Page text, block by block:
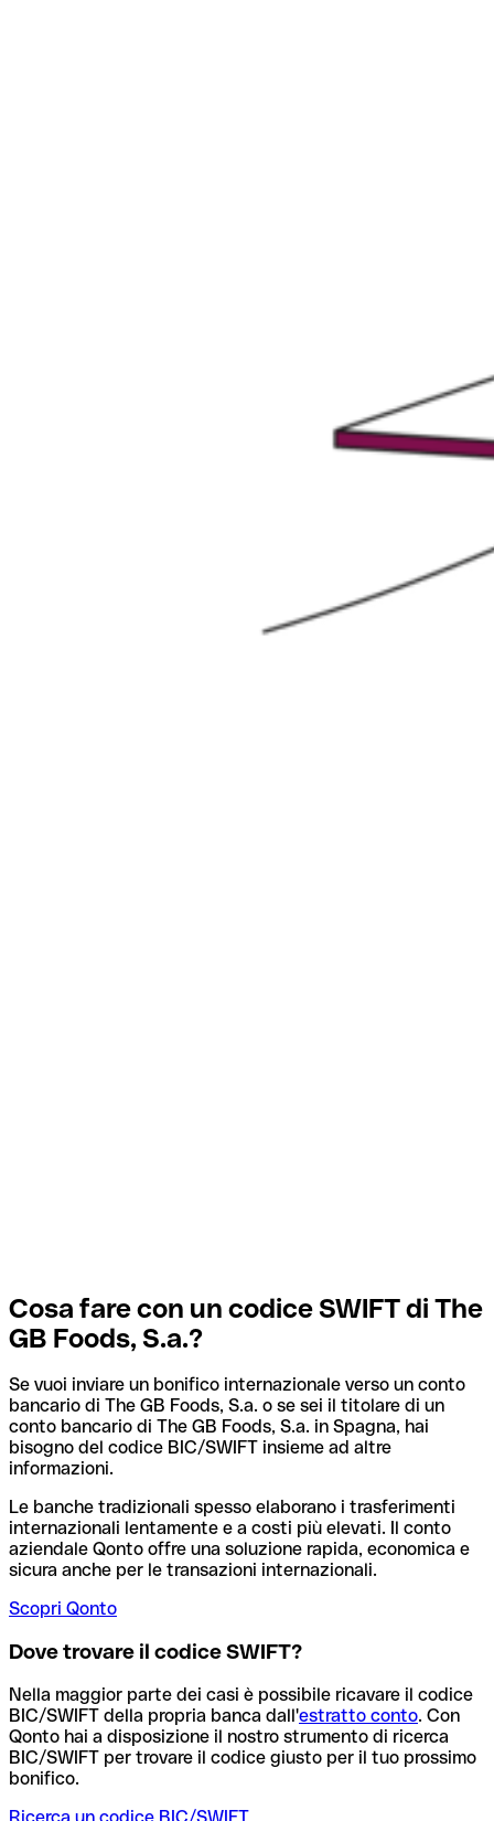
Cosa fare con un codice SWIFT di The
GB Foods, S.a.?
Se vuoi inviare un bonifico internazionale verso un conto
bancario di The GB Foods, S.a. o se sei il titolare di un
conto bancario di The GB Foods, S.a. in Spagna, hai
bisogno del codice BIC/SWIFT insieme ad altre
informazioni.
Le banche tradizionali spesso elaborano i trasferimenti
internazionali lentamente e a costi più elevati. Il conto
aziendale Qonto offre una soluzione rapida, economica e
sicura anche per le transazioni internazionali.
Scopri Qonto
Dove trovare il codice SWIFT?
Nella maggior parte dei casi è possibile ricavare il codice
BIC/SWIFT della propria banca dall'estratto conto. Con
Qonto hai a disposizione il nostro strumento di ricerca
BIC/SWIFT per trovare il codice giusto per il tuo prossimo
bonifico.